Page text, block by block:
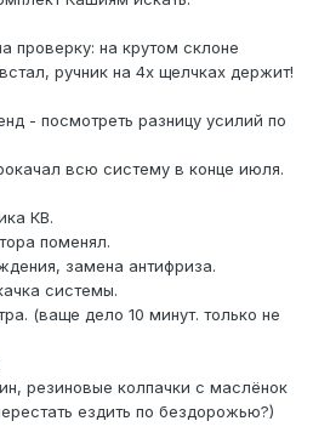
проверку: на крутом склоне
ручник на 4х щелчках держит!
- посмотреть разницу усилий по
всю систему в конце июля.
КВ.
поменял.
замена антифриза.
системы.
(ваще дело 10 минут. только не
резиновые колпачки с маслёнок
ездить по бездорожью?)